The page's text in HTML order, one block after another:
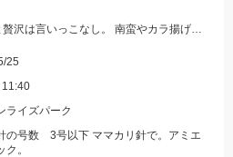
待望の豆アジが入った。小さいと贅沢は言いっこなし。 南蛮やカラ揚げに最適。今だけの特典。
25
ライズパーク
の号数 3号以下 ママカリ針で。アミエ
ク。